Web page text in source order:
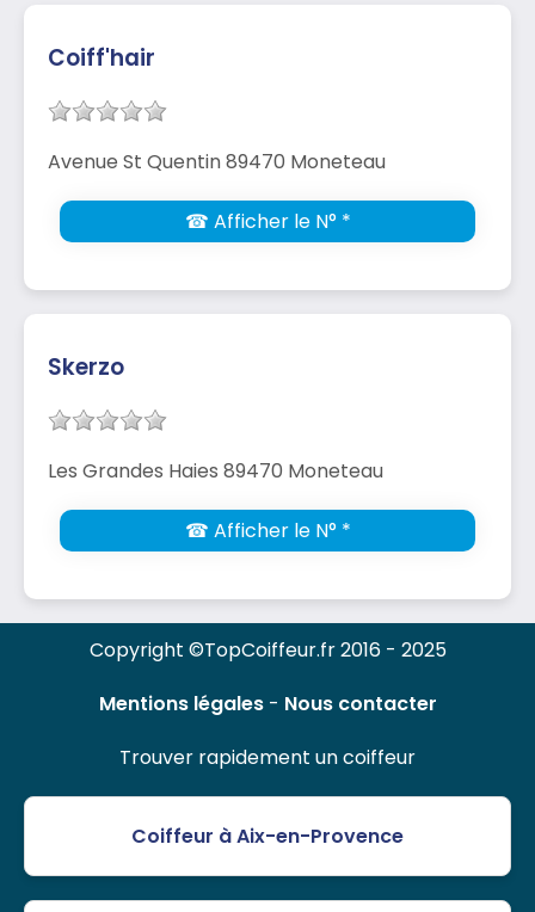
Coiff'hair
Avenue St Quentin 89470 Moneteau
☎ Afficher le N° *
Skerzo
Les Grandes Haies 89470 Moneteau
☎ Afficher le N° *
Copyright ©TopCoiffeur.fr 2016 - 2025
Mentions légales- Nous contacter
Trouver rapidement un coiffeur
Coiffeur à Aix-en-Provence